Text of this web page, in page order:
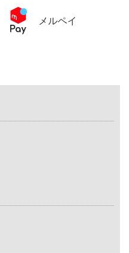
メルペイ